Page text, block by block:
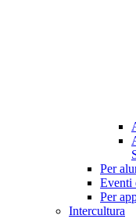
Per
Eventi
Per
Intercultura